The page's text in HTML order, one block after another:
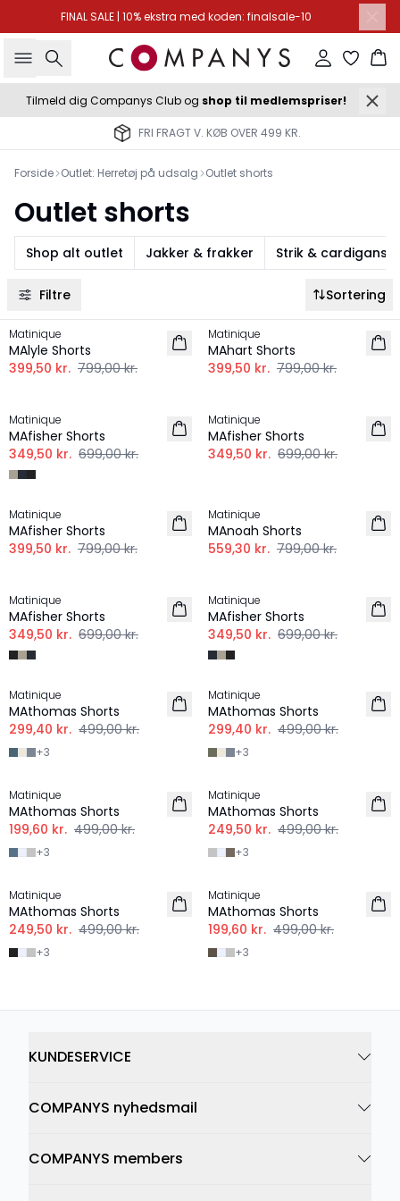
FINAL SALE | 10% ekstra med koden: finalsale-10
Søg Log ind
Tilmeld dig Companys Club og shop til medlemspriser!
FRI FRAGT V. KØB OVER 499 KR.
Forside Outlet: Herretøj på udsalg Outlet shorts
Outlet shorts
Shop alt outlet Jakker & frakker Strik & cardigans
Filtre Sortering
-50%
Matinique
MAlyle Shorts
399,50 kr. 799,00 kr.
Matinique
MAhart Shorts
399,50 kr. 799,00 kr.
Matinique
MAfisher Shorts
349,50 kr. 699,00 kr.
Matinique
MAfisher Shorts
349,50 kr. 699,00 kr.
HØR
-50%
Matinique
MAfisher Shorts
399,50 kr. 799,00 kr.
Matinique
MAnoah Shorts
559,30 kr. 799,00 kr.
Matinique
MAfisher Shorts
349,50 kr. 699,00 kr.
Matinique
MAfisher Shorts
349,50 kr. 699,00 kr.
-40%
Matinique
MAthomas Shorts
299,40 kr. 499,00 kr.
+3
-40%
Matinique
MAthomas Shorts
299,40 kr. 499,00 kr.
+3
-60%
Matinique
MAthomas Shorts
199,60 kr. 499,00 kr.
+3
-50%
Matinique
MAthomas Shorts
249,50 kr. 499,00 kr.
+3
-50%
Matinique
MAthomas Shorts
249,50 kr. 499,00 kr.
+3
-60%
Matinique
MAthomas Shorts
199,60 kr. 499,00 kr.
+3
KUNDESERVICE
COMPANYS nyhedsmail
COMPANYS members